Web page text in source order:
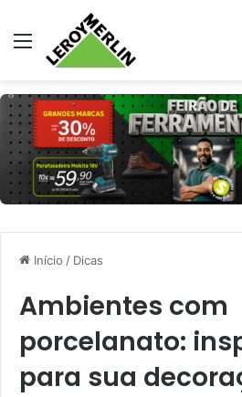
Menu
Início / Dicas
Ambientes com
porcelanato:
para sua